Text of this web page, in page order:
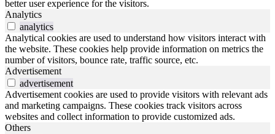
better user experience for the visitors.
Analytics
analytics
Analytical cookies are used to understand how visitors interact with
the website. These cookies help provide information on metrics the
number of visitors, bounce rate, traffic source, etc.
Advertisement
advertisement
Advertisement cookies are used to provide visitors with relevant ads
and marketing campaigns. These cookies track visitors across
websites and collect information to provide customized ads.
Others